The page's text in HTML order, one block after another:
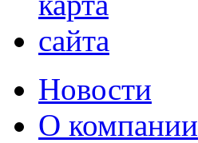
Новости
О компании